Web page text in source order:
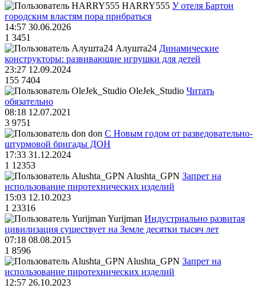
HARRY555 У отеля Бартон
городским властям пора прибраться
14:57 30.06.2026
1 3451
Алушта24 Динамические
конструкторы: развивающие игрушки для детей
23:27 12.09.2024
155 7404
OleJek_Studio Читать
обязательно
08:18 12.07.2021
3 9751
don С Новым годом от разведовательно-
штурмовой бригады ДОН
17:33 31.12.2024
1 12353
Alushta_GPN Запрет на
использование пиротехнических изделий
15:03 12.10.2023
1 23316
Yurijman Индустриально развитая
цивилизация существует на Земле десятки тысяч лет
07:18 08.08.2015
1 8596
Alushta_GPN Запрет на
использование пиротехнических изделий
12:57 26.10.2023